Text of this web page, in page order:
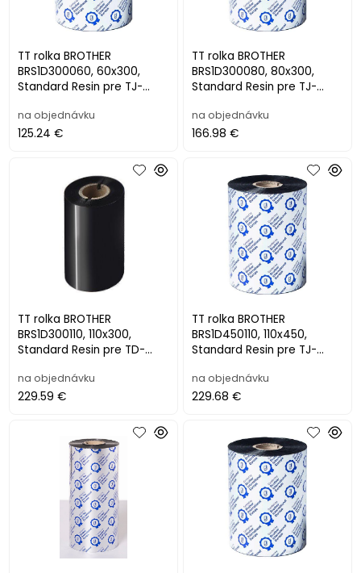
TT rolka BROTHER
BRS1D300060, 60x300,
Standard Resin pre TJ-
21TN (12ks)
na objednávku
125.24 €
TT rolka BROTHER
BRS1D300080, 80x300,
Standard Resin pre TJ-
21TN (12ks)
na objednávku
166.98 €
TT rolka BROTHER
BRS1D300110, 110x300,
Standard Resin pre TD-
na objednávku
229.59 €
TT rolka BROTHER
BRS1D450110, 110x450,
Standard Resin pre TJ-
21TN (8ks)
na objednávku
229.68 €